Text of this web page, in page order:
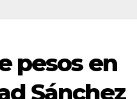
pesos en
Sánchez